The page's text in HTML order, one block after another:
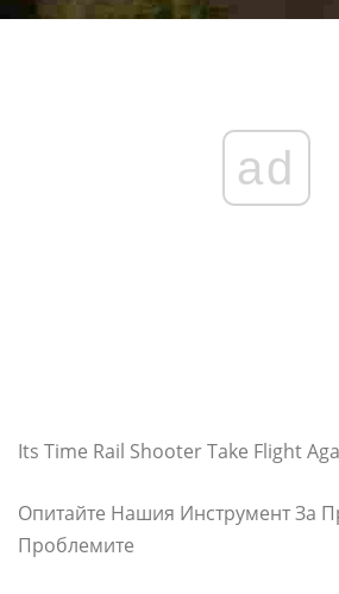
ad
Its Time Rail Shooter Take Flight
Опитайте Нашия Инструмент За
Проблемите